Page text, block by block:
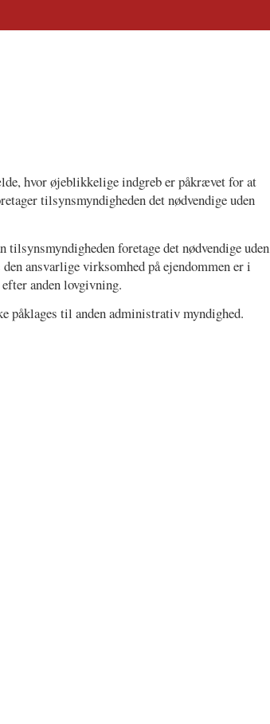
hvor øjeblikkelige indgreb er påkrævet for at
tilsynsmyndigheden det nødvendige uden
tilsynsmyndigheden foretage det nødvendige uden
ansvarlige virksomhed på ejendommen er i
anden lovgivning.
påklages til anden administrativ myndighed.